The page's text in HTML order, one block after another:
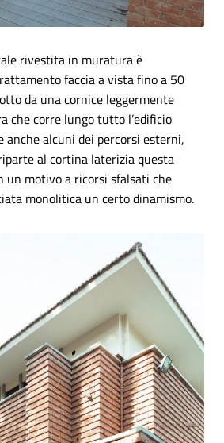
rivestita in muratura è
faccia a vista fino a 50
da una cornice leggermente
che corre lungo tutto l’edificio
anche alcuni dei percorsi esterni,
al cortina laterizia questa
un motivo a ricorsi sfalsati che
monolitica un certo dinamismo.